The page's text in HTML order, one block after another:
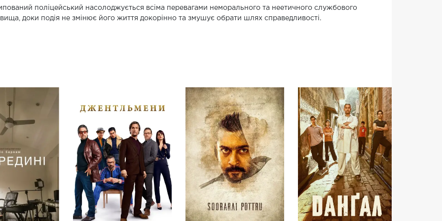
поліцейський насолоджується всіма перевагами неморального та неетичного службового
доки подія не змінює його життя докорінно та змушує обрати шлях справедливості.